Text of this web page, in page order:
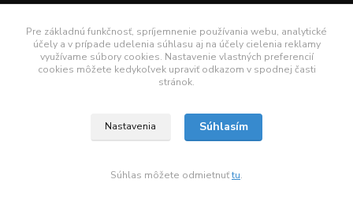
Potrebujete
poradiť?
Pre základnú funkčnosť, spríjemnenie používania webu, analytické
účely a v prípade udelenia súhlasu aj na účely cielenia reklamy
využívame súbory cookies. Nastavenie vlastných preferencií
cookies môžete kedykoľvek upraviť odkazom v spodnej časti
stránok.
Nastavenia Súhlasím
Súhlas môžete odmietnuťtu.